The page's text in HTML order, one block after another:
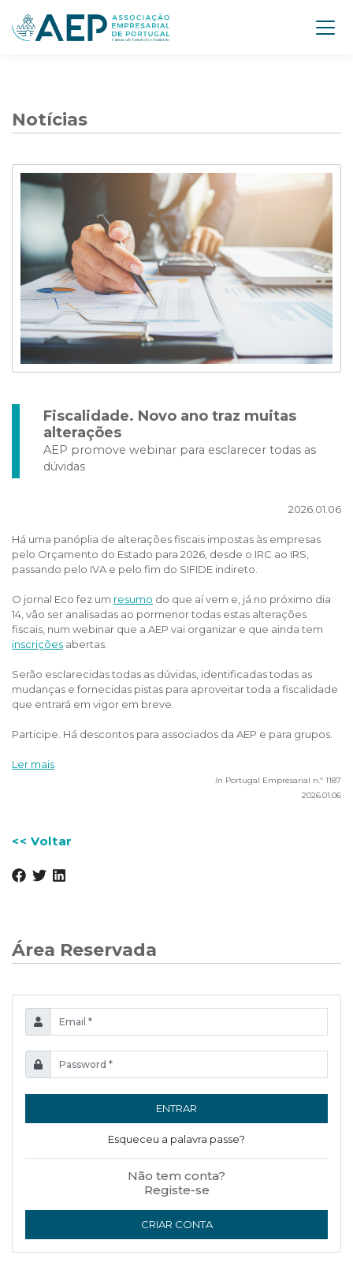
Notícias
Fiscalidade. Novo ano traz muitas
alterações
AEP promove webinar para esclarecer todas as
dúvidas
2026.01.06
Há uma panóplia de alterações fiscais impostas às empresas
pelo Orçamento do Estado para 2026, desde o IRC ao IRS,
passando pelo IVA e pelo fim do SIFIDE indireto.
O jornal Eco fez um resumo do que aí vem e, já no próximo dia
14, vão ser analisadas ao pormenor todas estas alterações
fiscais, num webinar que a AEP vai organizar e que ainda tem
inscrições abertas.
Serão esclarecidas todas as dúvidas, identificadas todas as
mudanças e fornecidas pistas para aproveitar toda a fiscalidade
que entrará em vigor em breve.
Participe. Há descontos para associados da AEP e para grupos.
Ler mais
In Portugal Empresarial n.º 1187
2026.01.06
<< Voltar
Área Reservada
ENTRAR
Esqueceu a palavra passe?
Não tem conta?
Registe-se
CRIAR CONTA